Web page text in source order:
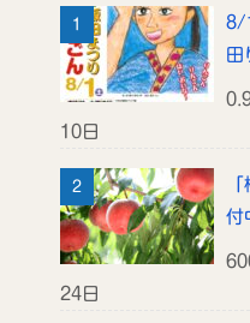
8/
田
10日
付
24日